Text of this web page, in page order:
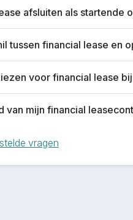
afsluiten als startende
tussen financial lease en
voor financial lease
van mijn financial
vragen